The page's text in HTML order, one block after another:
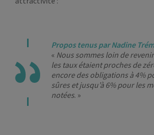
Propos tenus par Nadine
« Nous sommes loin de
les taux étaient proches de
encore des obligations à 4%
sûres et jusqu’à 6% pour les
notées. »